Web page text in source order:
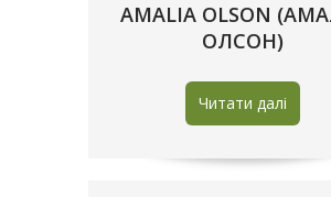
AMALIA OLSON
ОЛСОН)
Читати далі